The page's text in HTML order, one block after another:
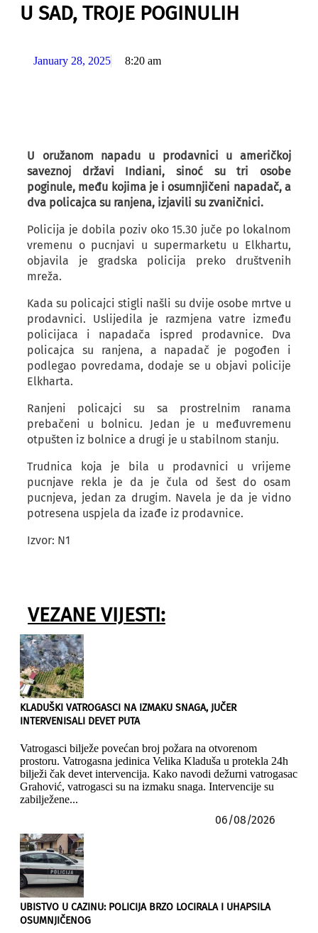
U SAD, TROJE POGINULIH
January 28, 2025 8:20 am
U oružanom napadu u prodavnici u američkoj
saveznoj državi Indiani, sinoć su tri osobe
poginule, među kojima je i osumnjičeni napadač, a
dva policajca su ranjena, izjavili su zvaničnici.
Policija je dobila poziv oko 15.30 juče po lokalnom
vremenu o pucnjavi u supermarketu u Elkhartu,
objavila je gradska policija preko društvenih
mreža.
Kada su policajci stigli našli su dvije osobe mrtve u
prodavnici. Uslijedila je razmjena vatre između
policijaca i napadača ispred prodavnice. Dva
policajca su ranjena, a napadač je pogođen i
podlegao povredama, dodaje se u objavi policije
Elkharta.
Ranjeni policajci su sa prostrelnim ranama
prebačeni u bolnicu. Jedan je u međuvremenu
otpušten iz bolnice a drugi je u stabilnom stanju.
Trudnica koja je bila u prodavnici u vrijeme
pucnjave rekla je da je čula od šest do osam
pucnjeva, jedan za drugim. Navela je da je vidno
potresena uspjela da izađe iz prodavnice.
Izvor: N1
VEZANE VIJESTI:
KLADUŠKI VATROGASCI NA IZMAKU SNAGA, JUČER
INTERVENISALI DEVET PUTA
Vatrogasci bilježe povećan broj požara na otvorenom
prostoru. Vatrogasna jedinica Velika Kladuša u protekla 24h
bilježi čak devet intervencija. Kako navodi dežurni vatrogasac
Grahović, vatrogasci su na izmaku snaga. Intervencije su
zabilježene...
06/08/2026
UBISTVO U CAZINU: POLICIJA BRZO LOCIRALA I UHAPSILA
OSUMNJIČENOG